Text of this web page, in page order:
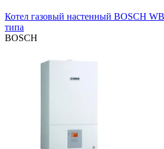
Котел газовый настенный BOSCH
типа
BOSCH